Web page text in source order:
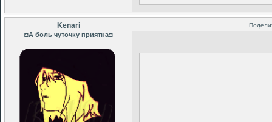
Kenari
◘А боль чуточку приятна◘